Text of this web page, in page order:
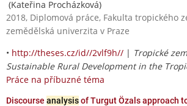
(Kateřina Procházková)
2018, Diplomová práce, Fakulta tropického
zemědělská univerzita v Praze
• http://theses.cz/id//2vlf9h// | Tropické
Sustainable Rural Development in the
Práce na příbuzné téma
Discourse analysisof Turgut Özals approach